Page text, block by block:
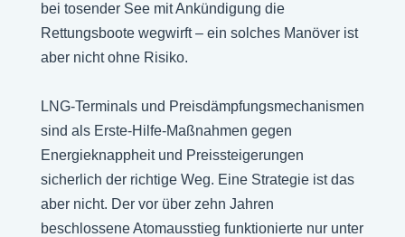
bei tosender See mit Ankündigung die
Rettungsboote wegwirft – ein solches Manöver ist
aber nicht ohne Risiko.
LNG-Terminals und Preisdämpfungsmechanismen
sind als Erste-Hilfe-Maßnahmen gegen
Energieknappheit und Preissteigerungen
sicherlich der richtige Weg. Eine Strategie ist das
aber nicht. Der vor über zehn Jahren
beschlossene Atomausstieg funktionierte nur unter